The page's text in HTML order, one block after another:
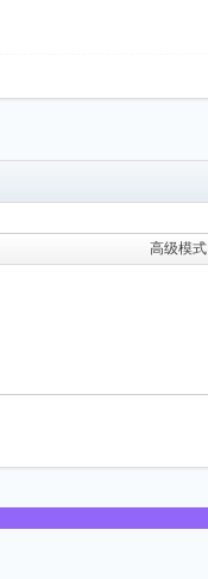
高级模式